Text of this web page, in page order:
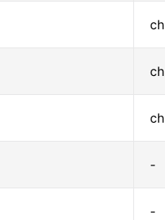
ch
ch
ch
-
-